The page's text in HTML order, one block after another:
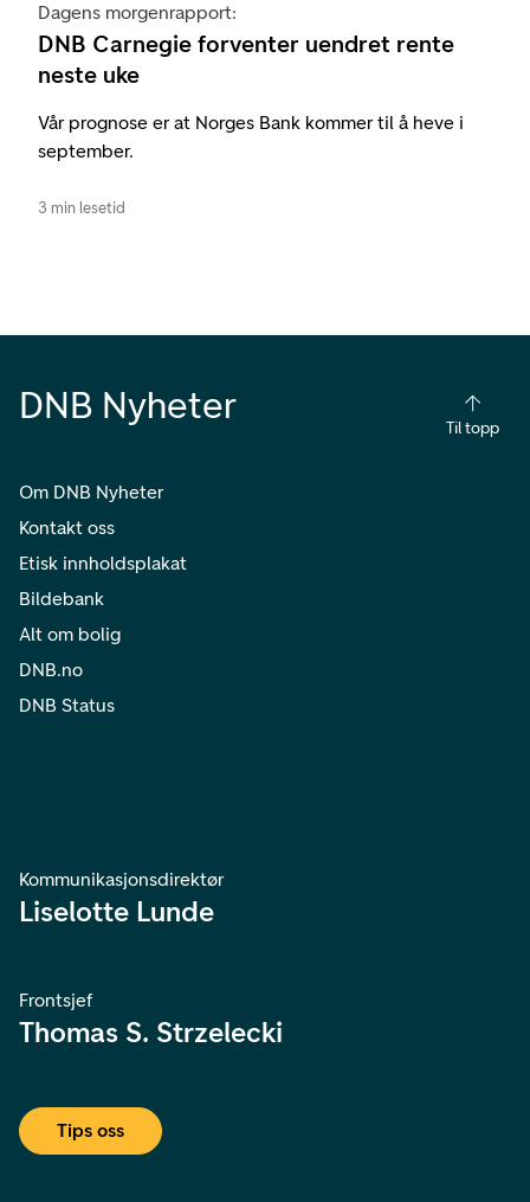
Dagens morgenrapport:
DNB Carnegie forventer uendret rente
neste uke
Vår prognose er at Norges Bank kommer til å heve i
september.
3 min lesetid
DNB Nyheter
Til topp
Om DNB Nyheter
Kontakt oss
Etisk innholdsplakat
Bildebank
Alt om bolig
DNB.no
DNB Status
Kommunikasjonsdirektør
Liselotte Lunde
Frontsjef
Thomas S. Strzelecki
Tips oss